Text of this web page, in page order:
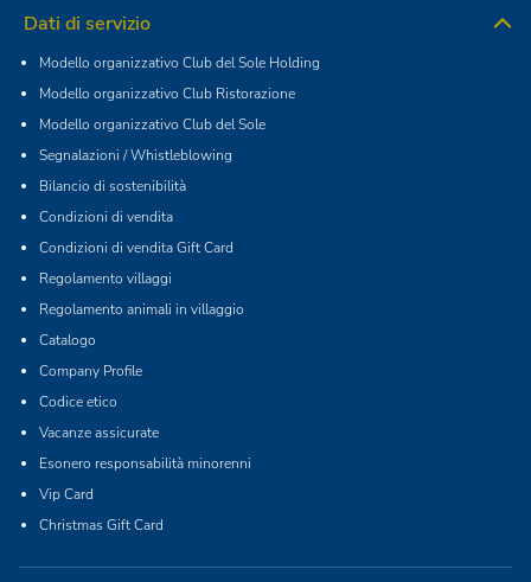
Dati di servizio
Modello organizzativo Club del Sole Holding
Modello organizzativo Club Ristorazione
Modello organizzativo Club del Sole
Segnalazioni / Whistleblowing
Bilancio di sostenibilità
Condizioni di vendita
Condizioni di vendita Gift Card
Regolamento villaggi
Regolamento animali in villaggio
Catalogo
Company Profile
Codice etico
Vacanze assicurate
Esonero responsabilità minorenni
Vip Card
Christmas Gift Card